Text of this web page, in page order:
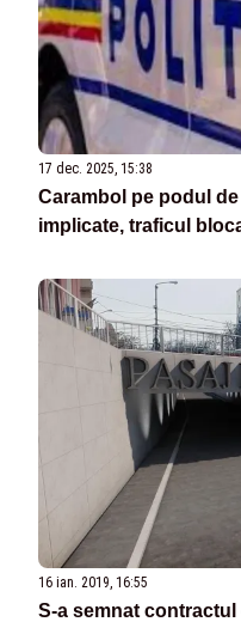
17 dec. 2025, 15:38
Carambol pe podul
implicate, traficul
16 ian. 2019, 16:55
S-a semnat